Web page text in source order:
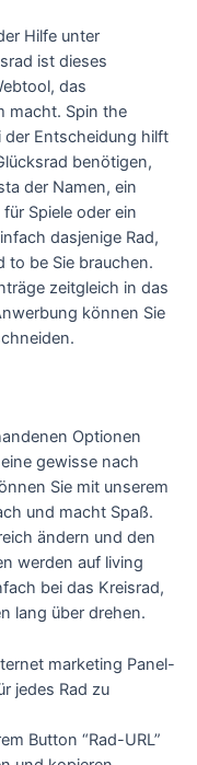
Hilfe unter
ist dieses
das
macht. Spin the
der Entscheidung hilft
benötigen,
der Namen, ein
Spiele oder ein
dasjenige Rad,
to be Sie brauchen.
zeitgleich in das
können Sie
Optionen
gewisse nach
Sie mit unserem
und macht Spaß.
ändern und den
werden auf living
bei das Kreisrad,
lang über drehen.
marketing Panel-
jedes Rad zu
Button “Rad-URL”